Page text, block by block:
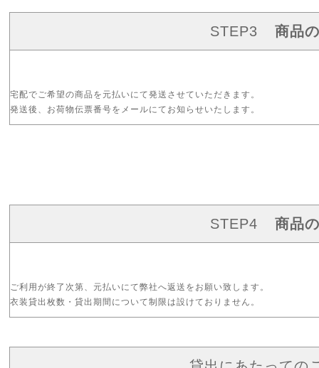
STEP3 商品
宅配でご希望の商品を元払いにて発送させていただきます。
発送後、お荷物伝票番号をメールにてお知らせいたします。
STEP4 商品
ご利用が終了次第、元払いにて弊社へ返送をお願い致します。
衣装貸出枚数・貸出期間について制限は設けておりません。